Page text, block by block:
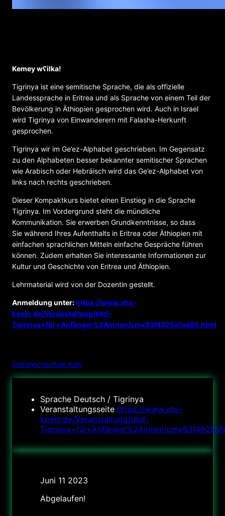
Kemey wʕilka!
Tigrinya ist eine semitische Sprache, die als offizielle
Landessprache in Eritrea und als Sprache von einem Teil der
Bevölkerung in Äthiopien gesprochen wird. Auch in Israel
wird Tigrinya von Einwanderern mit Falasha-Herkunft
gesprochen.
Tigrinya wir im Ge’ez-Alphabet geschrieben. Im Gegensatz
zu den Alphabeten besser bekannter semitischer Sprachen
wie Arabisch oder Hebräisch wird das Ge’ez-Alphabet von
links nach rechts geschrieben.
Dieser Kompaktkurs bietet einen Einstieg in die Sprache
Tigrinya. Im Vordergrund steht die mündliche
Kommunikation. Sie erwerben Grundkenntnisse, so dass
Sie während Ihres Aufenthalts in Eritrea oder Äthiopien mit
einfachen sprachlichen Mitteln einfache Gespräche führen
können. Zudem erhalten Sie interessante Informationen zur
Kultur und Geschichte von Eritrea und Äthiopien.
Lehrmaterial wird von der Dozentin gestellt.
Anmeldung unter:https://www.vhs-
koeln.de/Veranstaltung/titel-
Tigrinya+für+Anfänger%2Ainnen/cmx63f4925a1ad85.html
Volkshochschule Köln
Sprache Deutsch / Tigrinya
Veranstaltungsseite https://www.vhs-
koeln.de/Veranstaltung/titel-
Tigrinya+für+Anfänger%2Ainnen/
Juni 11 2023
Abgelaufen!